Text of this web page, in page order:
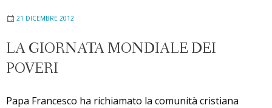
21 DICEMBRE 2012
LA GIORNATA MONDIALE DEI
POVERI
Papa Francesco ha richiamato la comunità cristiana